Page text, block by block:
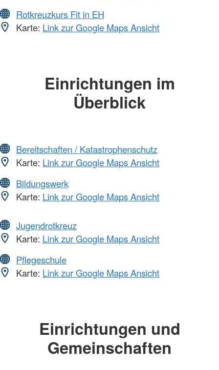
Rotkreuzkurs Fit in EH
Karte: Link zur Google Maps Ansicht
Einrichtungen im
Überblick
Bereitschaften / Katastrophenschutz
Karte: Link zur Google Maps Ansicht
Bildungswerk
Karte: Link zur Google Maps Ansicht
Jugendrotkreuz
Karte: Link zur Google Maps Ansicht
Pflegeschule
Karte: Link zur Google Maps Ansicht
Einrichtungen und
Gemeinschaften